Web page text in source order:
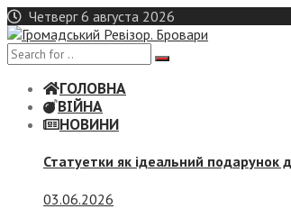
Skip
to
content
Четверг 6 августа 2026
ГОЛОВНА
ВІЙНА
НОВИНИ
Статуетки як ідеальний подарунок
03.06.2026